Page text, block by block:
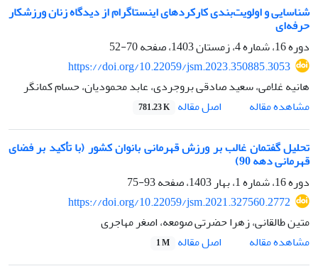
شناسایی و اولویت‌بندی کارکرد‌های اینستاگرام از دیدگاه زنان ورزشکار
حرفه‌ای
دوره 16، شماره 4، زمستان 1403، صفحه
70-52
https://doi.org/10.22059/jsm.2023.350885.3053
هانیه غلامی، سعید صادقی بروجردی، عابد محمودیان، حسام کمانگر
مشاهده مقاله
اصل مقاله 781.23 K
تحلیل گفتمان غالب بر ورزش قهرمانی بانوان کشور (با تأکید بر فضای
قهرمانی دهه 90)
دوره 16، شماره 1، بهار 1403، صفحه
93-75
https://doi.org/10.22059/jsm.2021.327560.2772
متین طالقانی، زهرا حضرتی صومعه، اصغر مهاجری
مشاهده مقاله
اصل مقاله 1 M